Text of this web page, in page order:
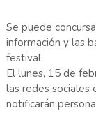
Se puede
información y las
festival.
El lunes, 15 de
las redes sociales
notificarán